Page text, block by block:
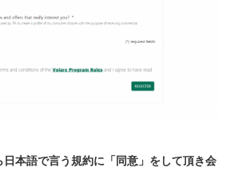
本語で言う規約に「同意」をして頂き会